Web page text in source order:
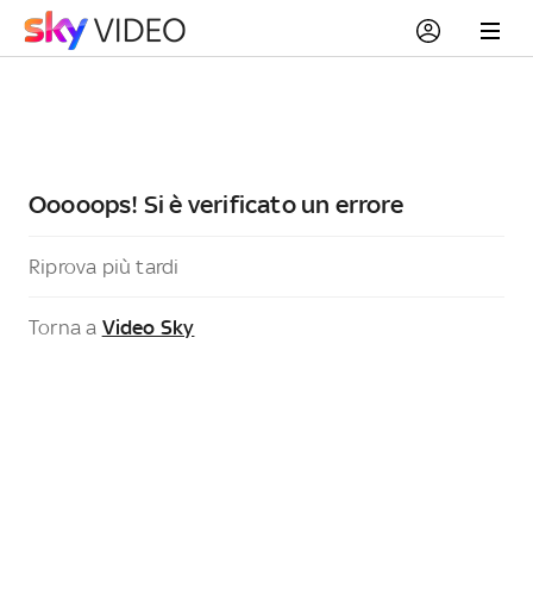
Ooooops! Si è verificato un errore
Riprova più tardi
Torna a Video Sky